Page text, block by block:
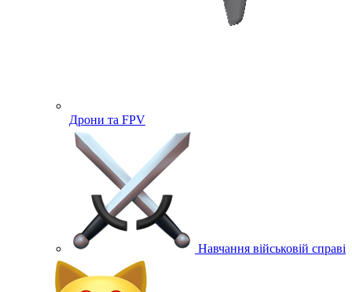
Дрони та FPV
Навчання військовій справі